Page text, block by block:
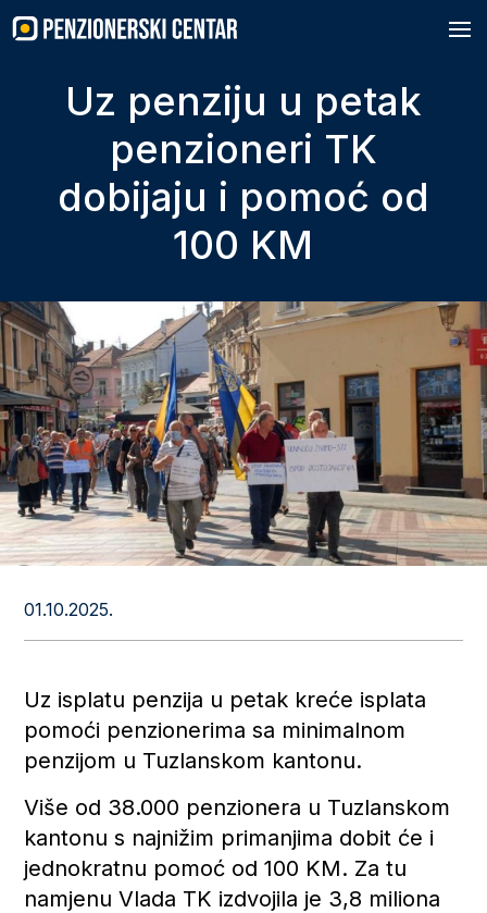
to
content
Uz penziju u petak
penzioneri TK
dobijaju i pomoć od
100 KM
01.10.2025.
Uz isplatu penzija u petak kreće isplata
pomoći penzionerima sa minimalnom
penzijom u Tuzlanskom kantonu.
Više od 38.000 penzionera u Tuzlanskom
kantonu s najnižim primanjima dobit će i
jednokratnu pomoć od 100 KM. Za tu
namjenu Vlada TK izdvojila je 3,8 miliona